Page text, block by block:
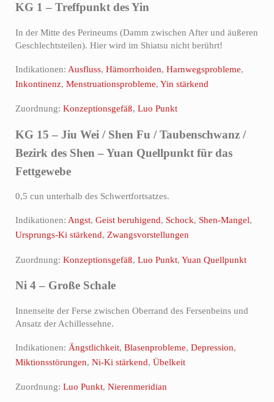
KG 1 – Treffpunkt des Yin
In der Mitte des Perineums (Damm zwischen After und äußeren
Geschlechtsteilen). Hier wird im Shiatsu nicht berührt!
Indikationen: Ausfluss, Hämorrhoiden, Harnwegsprobleme,
Inkontinenz, Menstruationsprobleme, Yin stärkend
Zuordnung: Konzeptionsgefäß, Luo Punkt
KG 15 – Jiu Wei / Shen Fu / Taubenschwanz /
Bezirk des Shen – Yuan Quellpunkt für das
Fettgewebe
0,5 cun unterhalb des Schwertfortsatzes.
Indikationen: Angst, Geist beruhigend, Schock, Shen-Mangel,
Ursprungs-Ki stärkend, Zwangsvorstellungen
Zuordnung: Konzeptionsgefäß, Luo Punkt, Yuan Quellpunkt
Ni 4 – Große Schale
Innenseite der Ferse zwischen Oberrand des Fersenbeins und
Ansatz der Achillessehne.
Indikationen: Ängstlichkeit, Blasenprobleme, Depression,
Miktionsstörungen, Ni-Ki stärkend, Übelkeit
Zuordnung: Luo Punkt, Nierenmeridian